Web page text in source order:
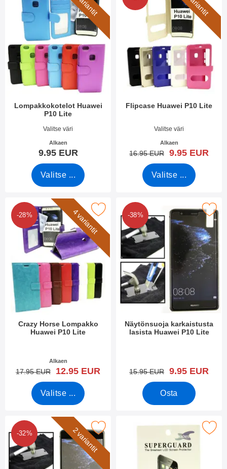
Lompakkokotelot Huawei
P10 Lite
Tuote.nro 23746
Valitse väri
Alkaen
9.95 EUR
Valitse ...
Flipcase Huawei P10 Lite
Tuote.nro 22736
Valitse väri
Alkaen
vanha hinta
16.95 EUR uusi hinta
9.95 EUR
Valitse ...
4 variantit
-28%
Crazy Horse Lompakko
Huawei P10 Lite
Alkaen
vanha hinta
17.95 EUR uusi hinta
12.95 EUR
Valitse ...
crazy Horse Lompakko Huawei P10 Lite suosikiksi
-38%
Näytönsuoja karkaistusta
lasista Huawei P10 Lite
vanha hinta
15.95 EUR uusi hinta
9.95 EUR
Osta
Merkitse näytönsuoja karkaistusta
2 variantit
-32%
full Frame Karkaistusta Lasista Huawei P10 Lite suosikiksi
Merkitse näytönsuoja